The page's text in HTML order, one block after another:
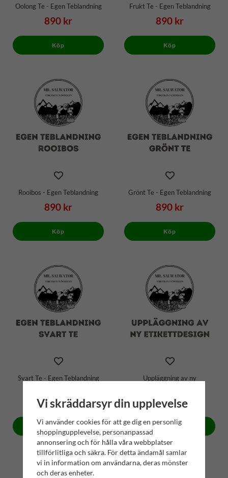
Oolong Te - Egen Teblandning
890 kr
Köp
Frukt Te - Egen Teblandning
890 kr
Köp
Rooibos - Egen Teblandning
890 kr
Köp
Grönt Te - Egen Teblandning
890 kr
Köp
Svart Te - Egen Teblandning
890 kr
Köp
Uppläggning av ny
200 kr
Köp
Vi skräddarsyr din upplevelse
Vi använder cookies för att ge dig en personlig
shoppingupplevelse, personanpassad
annonsering och för hålla våra webbplatser
tillförlitliga och säkra. För detta ändamål samlar
vi in information om användarna, deras mönster
och deras enheter.